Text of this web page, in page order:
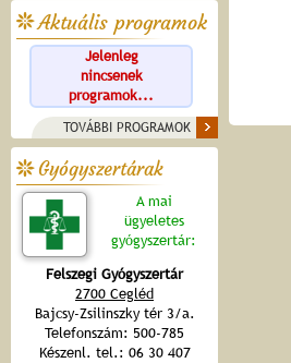
Aktuális programok
Jelenleg
nincsenek
programok...
TOVÁBBI PROGRAMOK
Gyógyszertárak
A mai
ügyeletes
gyógyszertár:
Felszegi Gyógyszertár
2700 Cegléd
Bajcsy-Zsilinszky tér 3/a.
Telefonszám: 500-785
Készenl. tel.: 06 30 407